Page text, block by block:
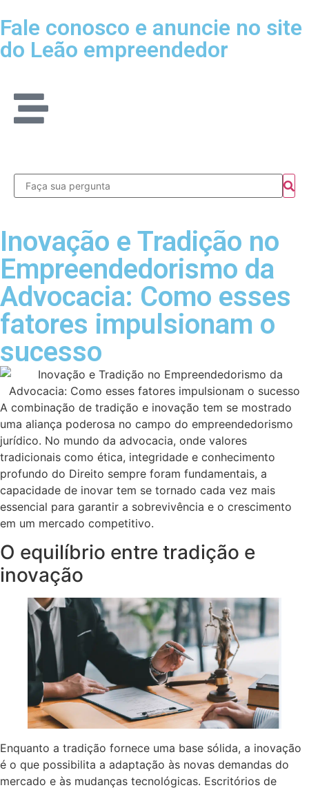
Fale conosco e anuncie no site
do Leão empreendedor
Inovação e Tradição no
Empreendedorismo da
Advocacia: Como esses
fatores impulsionam o
sucesso
A combinação de tradição e inovação tem se mostrado
uma aliança poderosa no campo do empreendedorismo
jurídico. No mundo da advocacia, onde valores
tradicionais como ética, integridade e conhecimento
profundo do Direito sempre foram fundamentais, a
capacidade de inovar tem se tornado cada vez mais
essencial para garantir a sobrevivência e o crescimento
em um mercado competitivo.
O equilíbrio entre tradição e
inovação
Enquanto a tradição fornece uma base sólida, a inovação
é o que possibilita a adaptação às novas demandas do
mercado e às mudanças tecnológicas. Escritórios de